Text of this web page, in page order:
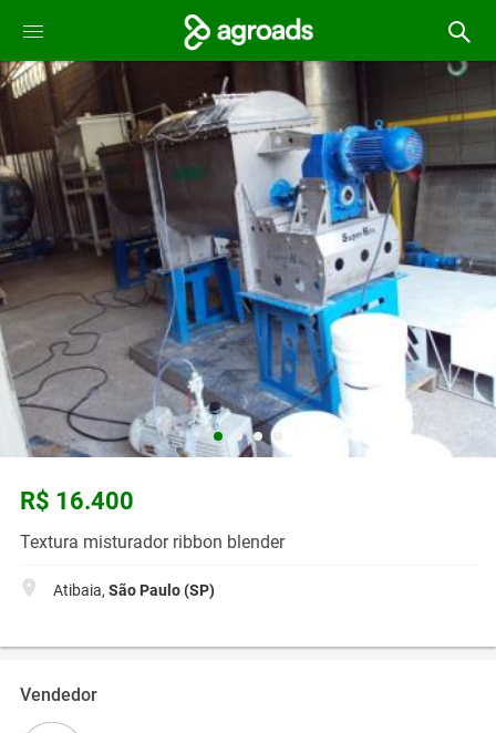
R$ 16.400
Textura misturador ribbon blender
Atibaia, São Paulo (SP)
Vendedor